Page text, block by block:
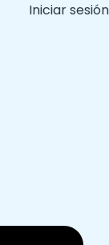
Iniciar sesión